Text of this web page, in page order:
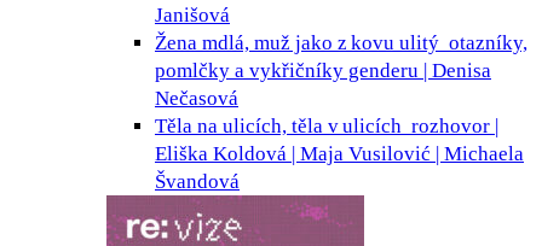
Janišová
Žena mdlá, muž jako z kovu ulitý otazníky,
pomlčky a vykřičníky genderu | Denisa
Nečasová
Těla na ulicích, těla v ulicích rozhovor |
Eliška Koldová | Maja Vusilović | Michaela
Švandová